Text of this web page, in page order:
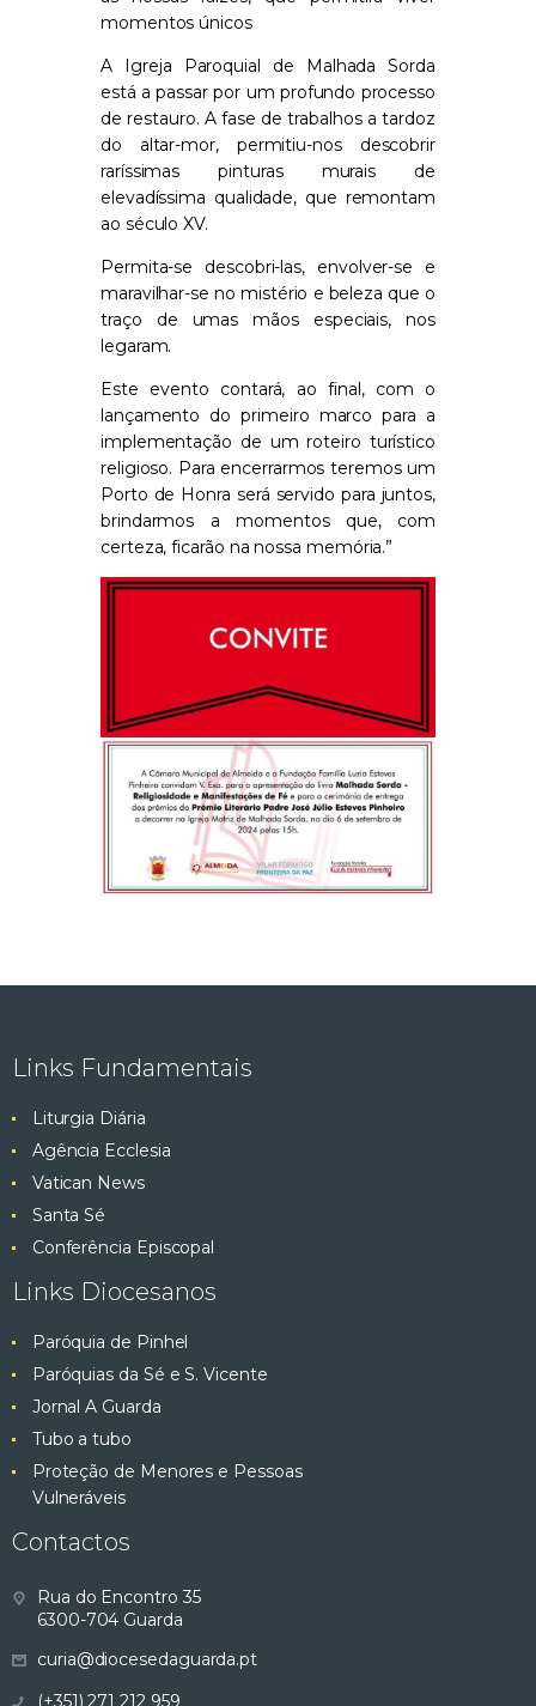
momentos únicos
A Igreja Paroquial de Malhada Sorda
está a passar por um profundo processo
de restauro. A fase de trabalhos a tardoz
do altar-mor, permitiu-nos descobrir
raríssimas pinturas murais de
elevadíssima qualidade, que remontam
ao século XV.
Permita-se descobri-las, envolver-se e
maravilhar-se no mistério e beleza que o
traço de umas mãos especiais, nos
legaram.
Este evento contará, ao final, com o
lançamento do primeiro marco para a
implementação de um roteiro turístico
religioso. Para encerrarmos teremos um
Porto de Honra será servido para juntos,
brindarmos a momentos que, com
certeza, ficarão na nossa memória.”
Links Fundamentais
Liturgia Diária
Agência Ecclesia
Vatican News
Santa Sé
Conferência Episcopal
Links Diocesanos
Paróquia de Pinhel
Paróquias da Sé e S. Vicente
Jornal A Guarda
Tubo a tubo
Proteção de Menores e Pessoas
Vulneráveis
Contactos
Rua do Encontro 35
6300-704 Guarda
curia@diocesedaguarda.pt
(+351) 271 212 959